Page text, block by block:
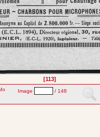
[113]
Image / 148